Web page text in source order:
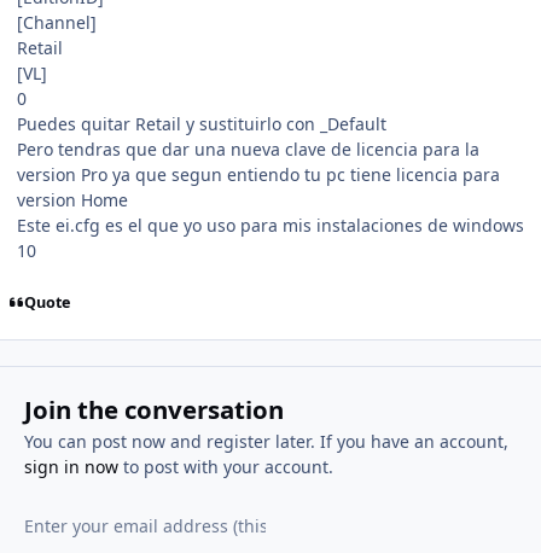
[Channel]
Retail
[VL]
0
Puedes quitar Retail y sustituirlo con _Default
Pero tendras que dar una nueva clave de licencia para la
version Pro ya que segun entiendo tu pc tiene licencia para
version Home
Este ei.cfg es el que yo uso para mis instalaciones de windows
10
Quote
Join the conversation
You can post now and register later. If you have an account,
sign in nowto post with your account.